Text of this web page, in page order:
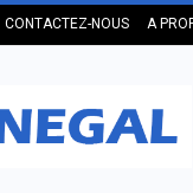
CONTACTEZ-NOUS A